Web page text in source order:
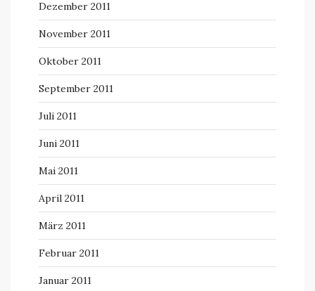
Dezember 2011
November 2011
Oktober 2011
September 2011
Juli 2011
Juni 2011
Mai 2011
April 2011
März 2011
Februar 2011
Januar 2011